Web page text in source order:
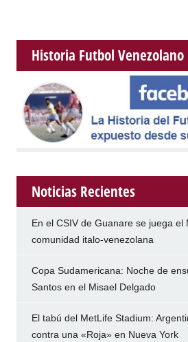
Historia Futbol Venezolano
Noticias Recientes
En el CSIV de Guanare se juega el
comunidad italo-venezolana
Copa Sudamericana: Noche de
Santos en el Misael Delgado
El tabú del MetLife Stadium:
contra una «Roja» en Nueva York